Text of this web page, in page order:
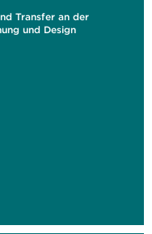
Transfer an der
und Design